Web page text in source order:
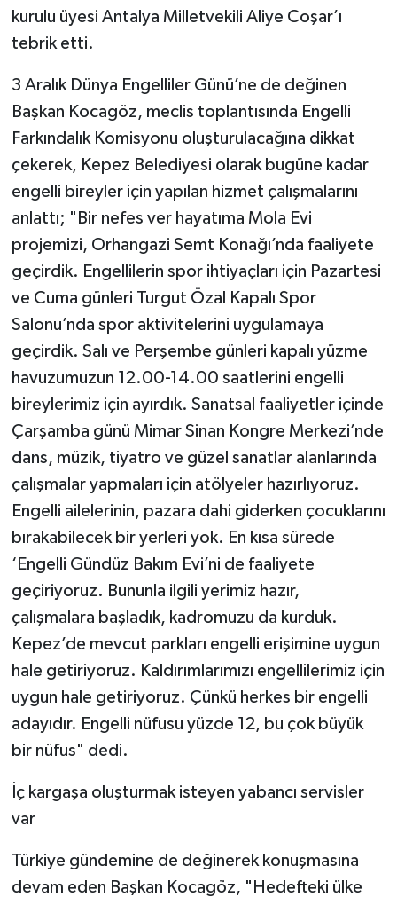
kurulu üyesi Antalya Milletvekili Aliye Coşar’ı
tebrik etti.
3 Aralık Dünya Engelliler Günü’ne de değinen
Başkan Kocagöz, meclis toplantısında Engelli
Farkındalık Komisyonu oluşturulacağına dikkat
çekerek, Kepez Belediyesi olarak bugüne kadar
engelli bireyler için yapılan hizmet çalışmalarını
anlattı; "Bir nefes ver hayatıma Mola Evi
projemizi, Orhangazi Semt Konağı’nda faaliyete
geçirdik. Engellilerin spor ihtiyaçları için Pazartesi
ve Cuma günleri Turgut Özal Kapalı Spor
Salonu’nda spor aktivitelerini uygulamaya
geçirdik. Salı ve Perşembe günleri kapalı yüzme
havuzumuzun 12.00-14.00 saatlerini engelli
bireylerimiz için ayırdık. Sanatsal faaliyetler içinde
Çarşamba günü Mimar Sinan Kongre Merkezi’nde
dans, müzik, tiyatro ve güzel sanatlar alanlarında
çalışmalar yapmaları için atölyeler hazırlıyoruz.
Engelli ailelerinin, pazara dahi giderken çocuklarını
bırakabilecek bir yerleri yok. En kısa sürede
‘Engelli Gündüz Bakım Evi’ni de faaliyete
geçiriyoruz. Bununla ilgili yerimiz hazır,
çalışmalara başladık, kadromuzu da kurduk.
Kepez’de mevcut parkları engelli erişimine uygun
hale getiriyoruz. Kaldırımlarımızı engellilerimiz için
uygun hale getiriyoruz. Çünkü herkes bir engelli
adayıdır. Engelli nüfusu yüzde 12, bu çok büyük
bir nüfus" dedi.
İç kargaşa oluşturmak isteyen yabancı servisler
var
Türkiye gündemine de değinerek konuşmasına
devam eden Başkan Kocagöz, "Hedefteki ülke